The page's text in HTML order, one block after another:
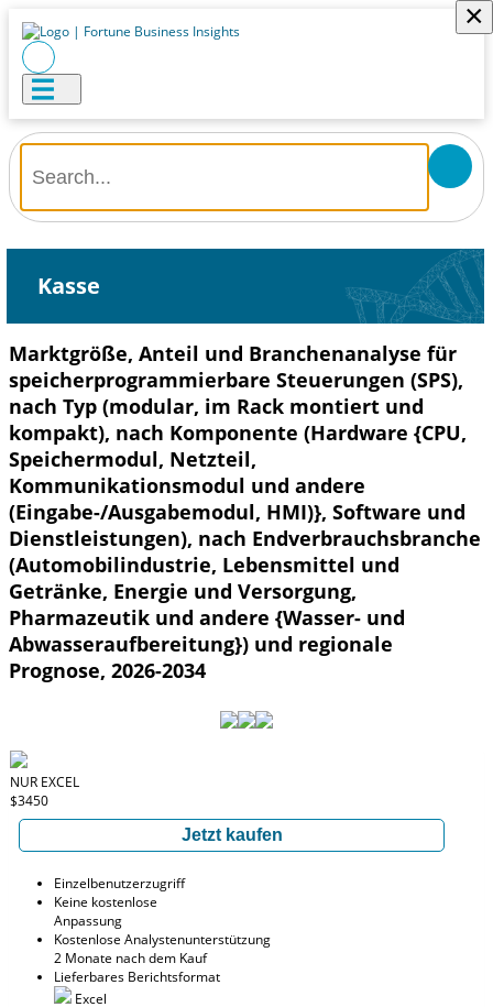
×
Kasse
Marktgröße, Anteil und Branchenanalyse für
speicherprogrammierbare Steuerungen (SPS),
nach Typ (modular, im Rack montiert und
kompakt), nach Komponente (Hardware {CPU,
Speichermodul, Netzteil,
Kommunikationsmodul und andere
(Eingabe-/Ausgabemodul, HMI)}, Software und
Dienstleistungen), nach Endverbrauchsbranche
(Automobilindustrie, Lebensmittel und
Getränke, Energie und Versorgung,
Pharmazeutik und andere {Wasser- und
Abwasseraufbereitung}) und regionale
Prognose, 2026-2034
NUR EXCEL
$3450
Jetzt kaufen
Einzelbenutzerzugriff
Keine kostenlose
Anpassung
Kostenlose Analystenunterstützung
2 Monate nach dem Kauf
Lieferbares Berichtsformat
Excel